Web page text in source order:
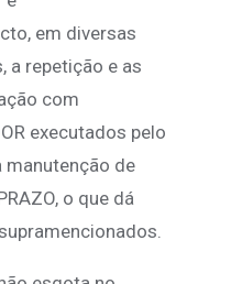
em diversas
a repetição e as
com
executados pelo
manutenção de
o que dá